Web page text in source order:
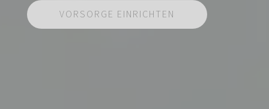
VORSORGE EINRICHTEN